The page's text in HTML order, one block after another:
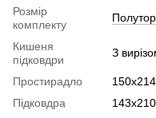
Розмір
комплекту
Кишеня
підковдри
З
Простирадло
Підковдра